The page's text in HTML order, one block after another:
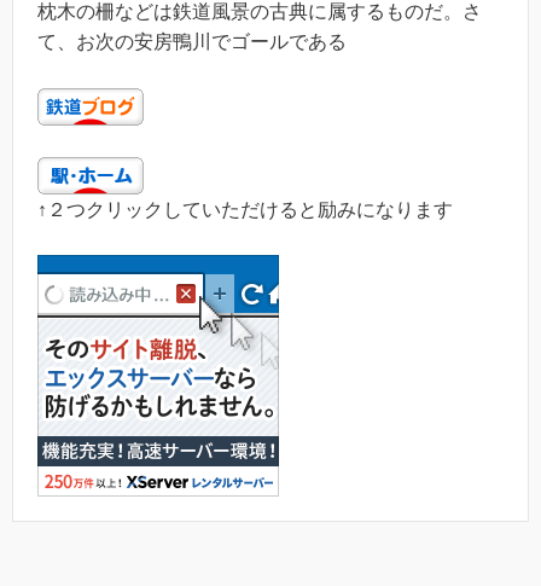
枕木の柵などは鉄道風景の古典に属するものだ。さ
て、お次の安房鴨川でゴールである
↑２つクリックしていただけると励みになります